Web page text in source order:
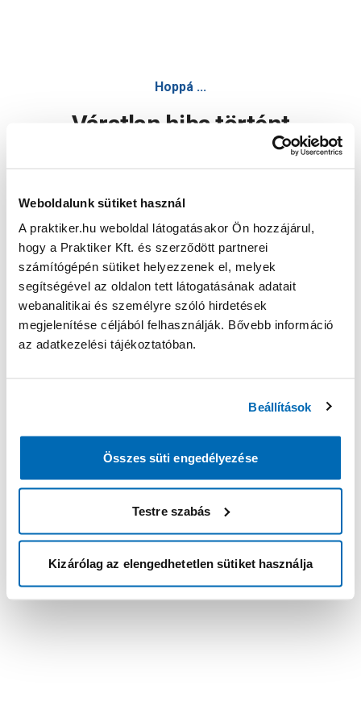
Weboldalunk sütiket használ
A praktiker.hu weboldal látogatásakor Ön hozzájárul,
hogy a Praktiker Kft. és szerződött partnerei
számítógépén sütiket helyezzenek el, melyek
segítségével az oldalon tett látogatásának adatait
webanalitikai és személyre szóló hirdetések
megjelenítése céljából felhasználják. Bővebb információ
az adatkezelési tájékoztatóban.
Beállítások
Összes süti engedélyezése
Testre szabás
Kizárólag az elengedhetetlen sütiket használja
Hoppá ...
Váratlan hiba történt
Oldal újratöltése